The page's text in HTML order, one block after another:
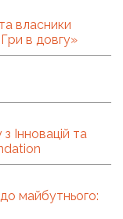
власники
в довгу»
Інновацій та
майбутнього: